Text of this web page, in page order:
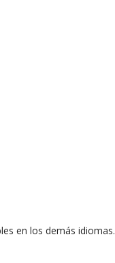
en los demás idiomas.